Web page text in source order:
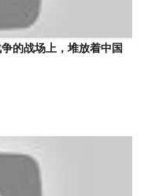
的战场上，堆放着中国